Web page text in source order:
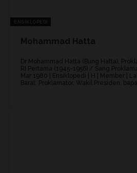
ENSIKLOPEDI
Mohammad Hatta
Dr Mohammad Hatta (Bung Hatta),
RI Pertama (1945-1956) / Sang
Mar 1980 | Ensiklopedi | H | Member |
Barat, Proklamator, Wakil Presiden,